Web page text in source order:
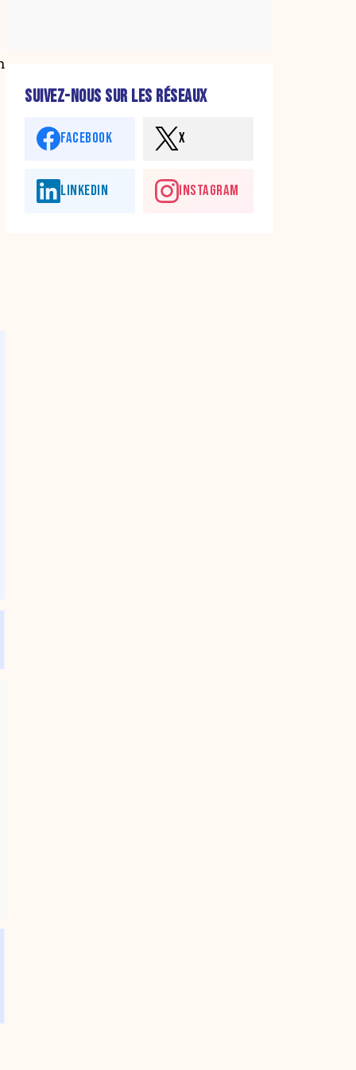
SUIVEZ-NOUS SUR LES RÉSEAUX
FACEBOOK X
LINKEDIN INSTAGRAM